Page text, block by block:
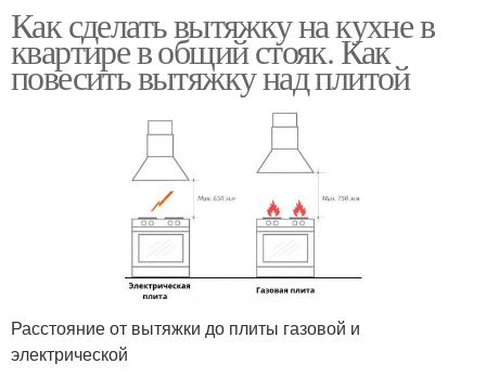
Как сделать вытяжку на кухне в
квартире в общий стояк. Как
повесить вытяжку над плитой
Расстояние от вытяжки до плиты газовой и
электрической